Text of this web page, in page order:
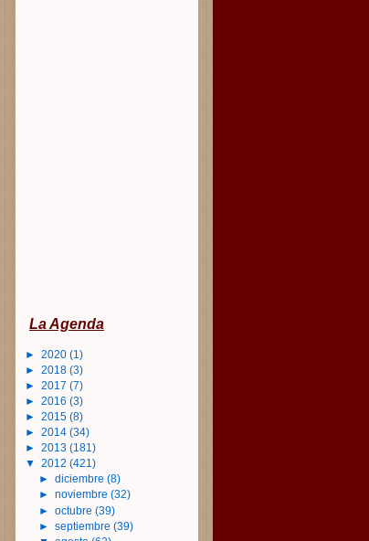
La Agenda
► 2020 (1)
► 2018 (3)
► 2017 (7)
► 2016 (3)
► 2015 (8)
► 2014 (34)
► 2013 (181)
▼ 2012 (421)
► diciembre (8)
► noviembre (32)
► octubre (39)
► septiembre (39)